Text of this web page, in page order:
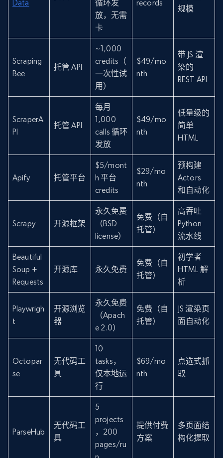
Data
循环发
放，无需
卡
records
规模
Scraping
Bee
托管 API
~1,000
credits（
一次性试
用）
$49/mo
nth
带 JS 渲
染的
REST API
ScraperA
PI
托管 API
每月
1,000
calls 循环
发放
$49/mo
nth
低量级的
简单
HTML
Apify 托管平台
$5/mont
h 平台
credits
$29/mo
nth
预构建
Actors
和自动化
Scrapy 开源框架
永久免费
（BSD
license）
免费（自
托管）
高吞吐
Python
流水线
Beautiful
Soup +
Requests
开源库 永久免费
免费（自
托管）
初学者
HTML 解
析
Playwrigh
t
开源浏览
器
永久免费
（Apach
e 2.0）
免费（自
托管）
JS 渲染页
面自动化
Octopar
se
无代码工
具
10
tasks，
仅本地运
行
$69/mo
nth
点选式抓
取
ParseHub
无代码工
具
5
projects
，200
pages/ru
提供付费
方案
多页面结
构化提取